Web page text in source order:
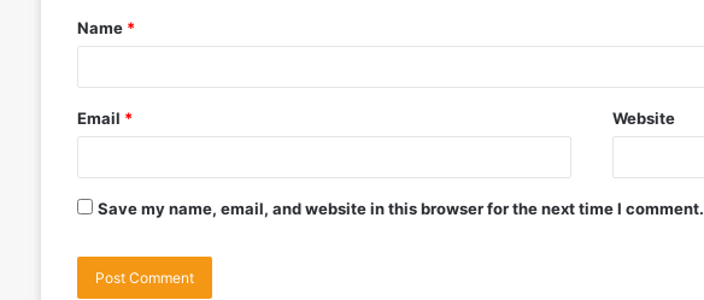
Name *
Email * Website
Save my name, email, and website in this browser for the next time I comment.